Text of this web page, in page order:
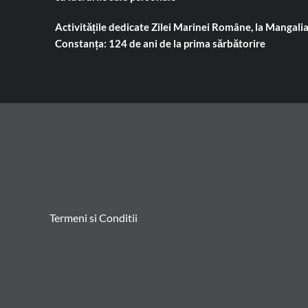
Activitățile dedicate Zilei Marinei Române, la
Constanța: 124 de ani de la prima sărbătorire
Termeni si Conditii